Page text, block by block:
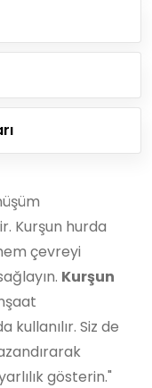
Kurşun hurda
çevreyi
Kurşun
Siz de
gösterin."